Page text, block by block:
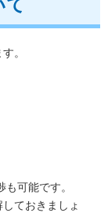
。
可能です。
ておきましょ